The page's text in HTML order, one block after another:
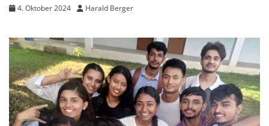
4. Oktober 2024 Harald Berger